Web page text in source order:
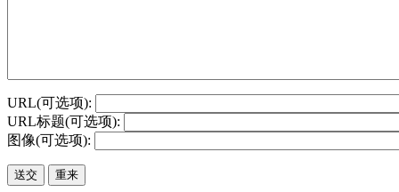
URL(可选项):
URL标题(可选项):
图像(可选项):